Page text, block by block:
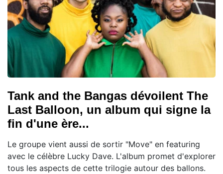
Tank and the Bangas dévoilent The
Last Balloon, un album qui signe la
fin d'une ère...
Le groupe vient aussi de sortir "Move" en featuring
avec le célèbre Lucky Dave. L'album promet d'explorer
tous les aspects de cette trilogie autour des ballons.